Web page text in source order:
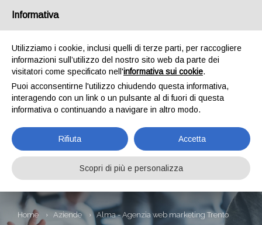
ALMA - AGENZIA
WEB MARKETING
TRENTO
Home Aziende Alma - Agenzia web marketing Trento
Informativa
Utilizziamo i cookie, inclusi quelli di terze parti, per raccogliere
informazioni sull’utilizzo del nostro sito web da parte dei
visitatori come specificato nell'informativa sui cookie.
Puoi acconsentirne l'utilizzo chiudendo questa informativa,
interagendo con un link o un pulsante al di fuori di questa
informativa o continuando a navigare in altro modo.
Rifiuta Accetta
Scopri di più e personalizza